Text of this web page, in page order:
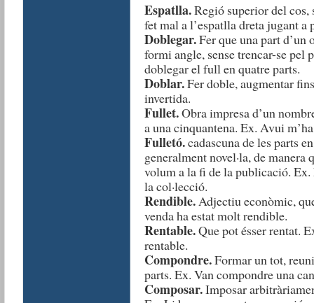
Espatlla.Regió superior del cos,
fet mal a l’espatlla dreta jugant a
Doblegar.Fer que una part d’un
formi angle, sense trencar-se pel
doblegar el full en quatre parts.
Doblar.Fer doble, augmentar
invertida.
Fullet.Obra impresa d’un
a una cinquantena. Ex. Avui
Fulletó.cadascuna de les parts
generalment novel·la, de
volum a la fi de la publicació.
la col·lecció.
Rendible.Adjectiu econòmic,
venda ha estat molt rendible.
Rentable.Que pot ésser rentat.
rentable.
Compondre.Formar un tot,
parts. Ex. Van compondre una
Composar.Imposar